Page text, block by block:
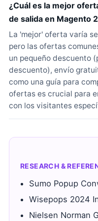
¿Cuál es la mejor
de salida en Magento
La 'mejor' oferta varía
pero las ofertas
un pequeño descuento
descuento), envío
como una guía para
ofertas es crucial para
con los visitantes
RESEARCH &
Sumo Popup
Wisepops 2024
Nielsen Norman